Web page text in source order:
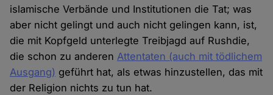
islamische Verbände und Institutionen die Tat; was
aber nicht gelingt und auch nicht gelingen kann, ist,
die mit Kopfgeld unterlegte Treibjagd auf Rushdie,
die schon zu anderenAttentaten (auch mit tödlichem
Ausgang) geführt hat, als etwas hinzustellen, das mit
der Religion nichts zu tun hat.